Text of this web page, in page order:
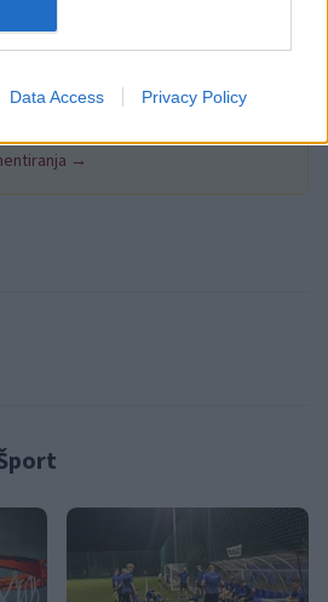
Data Access Privacy Policy
Kazenskega zakonika je
za javno spodbujanje
Komentarji z žaljivimi,
→